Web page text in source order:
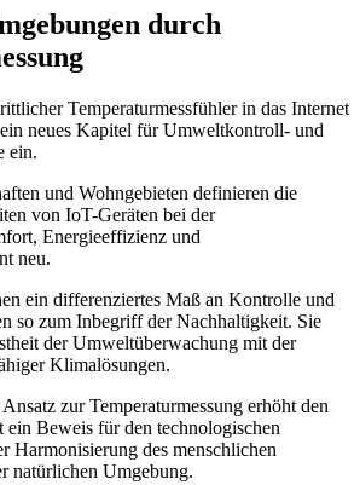
durch
Temperaturmessfühler in das Internet
neues Kapitel für Umweltkontroll- und
ein.
und Wohngebieten definieren die
von IoT-Geräten bei der
Energieeffizienz und
neu.
ein differenziertes Maß an Kontrolle und
so zum Inbegriff der Nachhaltigkeit. Sie
der Umweltüberwachung mit der
Klimalösungen.
zur Temperaturmessung erhöht den
ein Beweis für den technologischen
Harmonisierung des menschlichen
natürlichen Umgebung.